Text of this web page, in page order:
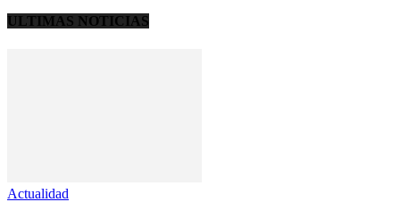
ULTIMAS NOTICIAS
Actualidad